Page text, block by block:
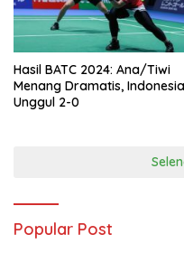
Hasil BATC 2024: Ana/Tiwi
Menang Dramatis, Indonesia
Unggul 2-0
Popular Post